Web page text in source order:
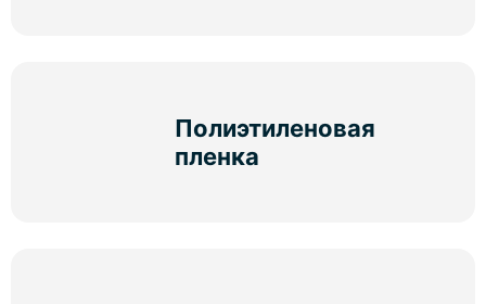
Полиэтиленовая
пленка